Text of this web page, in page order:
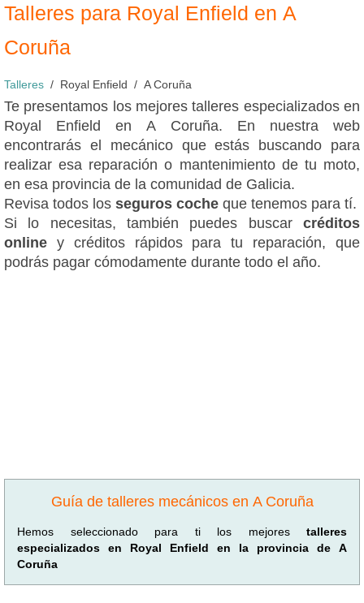
Talleres para Royal Enfield en A
Coruña
Talleres Royal Enfield A Coruña
Te presentamos los mejores talleres especializados en
Royal Enfield en A Coruña. En nuestra web
encontrarás el mecánico que estás buscando para
realizar esa reparación o mantenimiento de tu moto,
en esa provincia de la comunidad de Galicia.
Revisa todos los seguros coche que tenemos para tí.
Si lo necesitas, también puedes buscar créditos
online y créditos rápidos para tu reparación, que
podrás pagar cómodamente durante todo el año.
Guía de talleres mecánicos en A Coruña
Hemos seleccionado para ti los mejores talleres
especializados en Royal Enfield en la provincia de A
Coruña